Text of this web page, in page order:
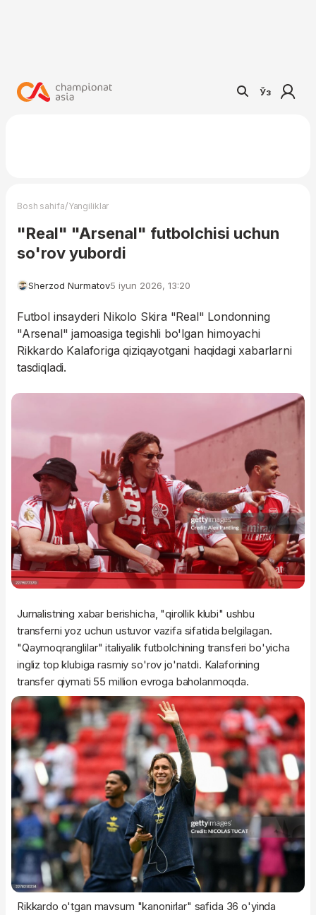
Ўз
Bosh sahifa/Yangiliklar
"Real" "Arsenal" futbolchisi uchun
so'rov yubordi
Sherzod Nurmatov5 iyun 2026, 13:20
Futbol insayderi Nikolo Skira "Real" Londonning
"Arsenal" jamoasiga tegishli bo'lgan himoyachi
Rikkardo Kalaforiga qiziqayotgani haqidagi xabarlarni
tasdiqladi.
Jurnalistning xabar berishicha, "qirollik klubi" ushbu
transferni yoz uchun ustuvor vazifa sifatida belgilagan.
"Qaymoqranglilar" italiyalik futbolchining transferi bo'yicha
ingliz top klubiga rasmiy so'rov jo'natdi. Kalaforining
transfer qiymati 55 million evroga baholanmoqda.
Rikkardo o'tgan mavsum "kanonirlar" safida 36 o'yinda